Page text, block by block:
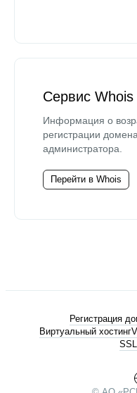
Сервис Whois
Информация о
регистрации
администратора.
Перейти в Whois
Регистрация
Виртуальный хостинг